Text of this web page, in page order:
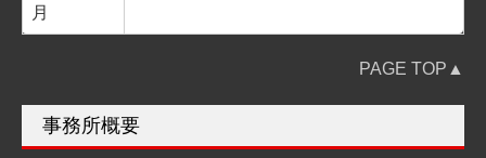
月
PAGE TOP▲
事務所概要